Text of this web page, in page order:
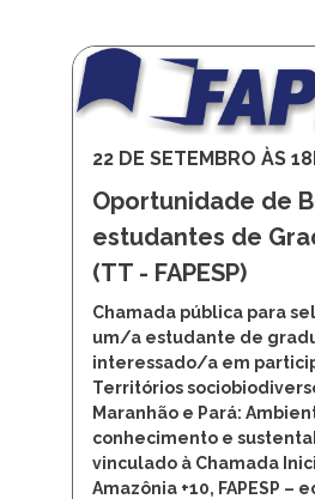
22 DE SETEMBRO ÀS
Oportunidade de
estudantes de
(TT - FAPESP)
Chamada pública para
um/a estudante de
interessado/a em
Territórios
Maranhão e Pará:
conhecimento e
vinculado à Chamada
Amazônia +10, FAPESP –